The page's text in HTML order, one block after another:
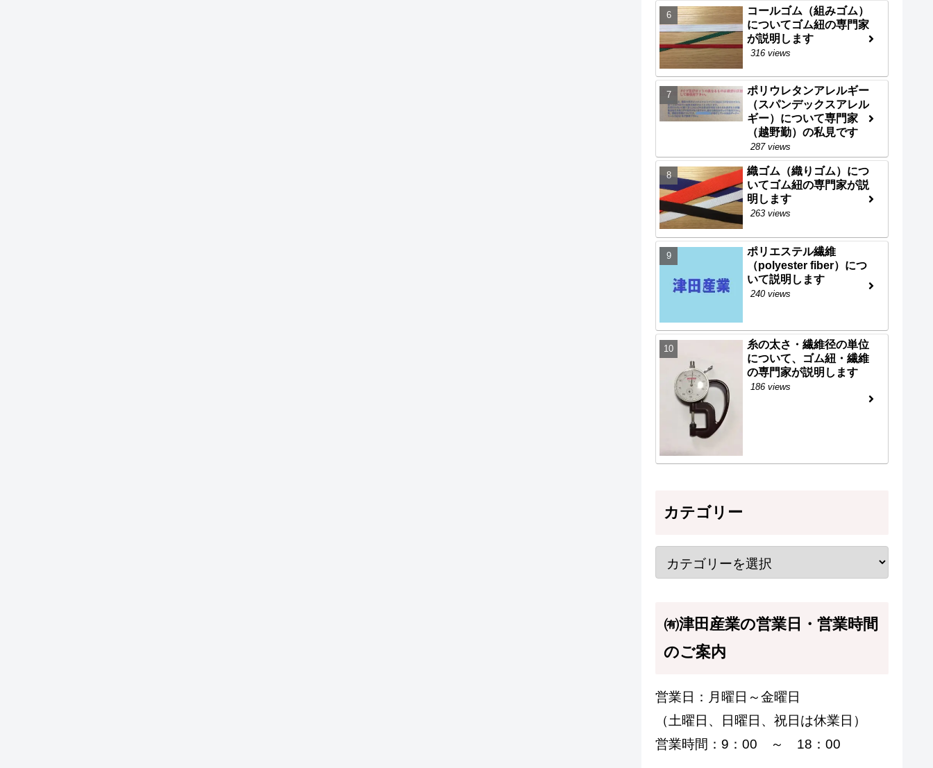
コールゴム（組みゴム）
についてゴム紐の専門家
が説明します
316 views
ポリウレタンアレルギー
（スパンデックスアレル
ギー）について専門家
（越野勤）の私見です
287 views
織ゴム（織りゴム）につ
いてゴム紐の専門家が説
明します
263 views
ポリエステル繊維
（polyester fiber）につ
いて説明します
240 views
糸の太さ・繊維径の単位
について、ゴム紐・繊維
の専門家が説明します
186 views
カテゴリー
㈲津田産業の営業日・営業時間
のご案内
営業日：月曜日～金曜日
（土曜日、日曜日、祝日は休業日）
営業時間：9：00 ～ 18：00